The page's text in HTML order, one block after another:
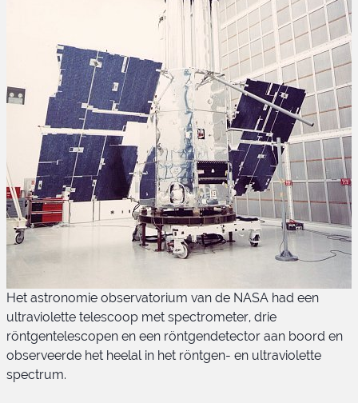
Het astronomie observatorium van de NASA had een
ultraviolette telescoop met spectrometer, drie
röntgentelescopen en een röntgendetector aan boord en
observeerde het heelal in het röntgen- en ultraviolette
spectrum.